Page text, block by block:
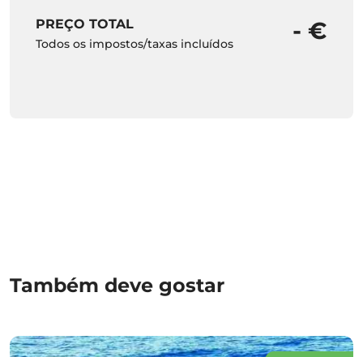
PREÇO TOTAL
Todos os impostos/taxas incluídos - €
Também deve gostar